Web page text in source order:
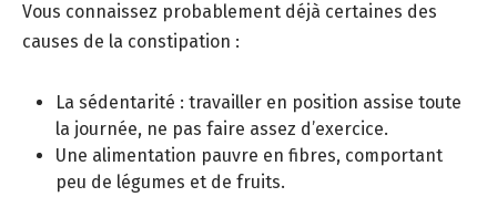
Vous connaissez probablement déjà certaines des
causes de la constipation :
La sédentarité : travailler en position assise toute
la journée, ne pas faire assez d’exercice.
Une alimentation pauvre en fibres, comportant
peu de légumes et de fruits.